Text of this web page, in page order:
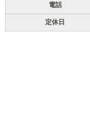
電話
定休日